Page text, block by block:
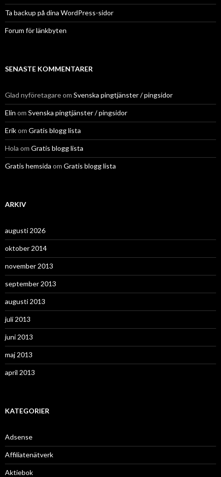
Ta backup på dina WordPress-sidor
Forum för länkbyten
SENASTE KOMMENTARER
Glad nyföretagareom Svenska pingtjänster / pingsidor
Elin om Svenska pingtjänster / pingsidor
Erikom Gratis blogg lista
Hola om Gratis blogg lista
Gratis hemsida om Gratis blogg lista
ARKIV
augusti 2026
oktober 2014
november 2013
september 2013
augusti 2013
juli 2013
juni 2013
maj 2013
april 2013
KATEGORIER
Adsense
Affiliatenätverk
Aktiebok